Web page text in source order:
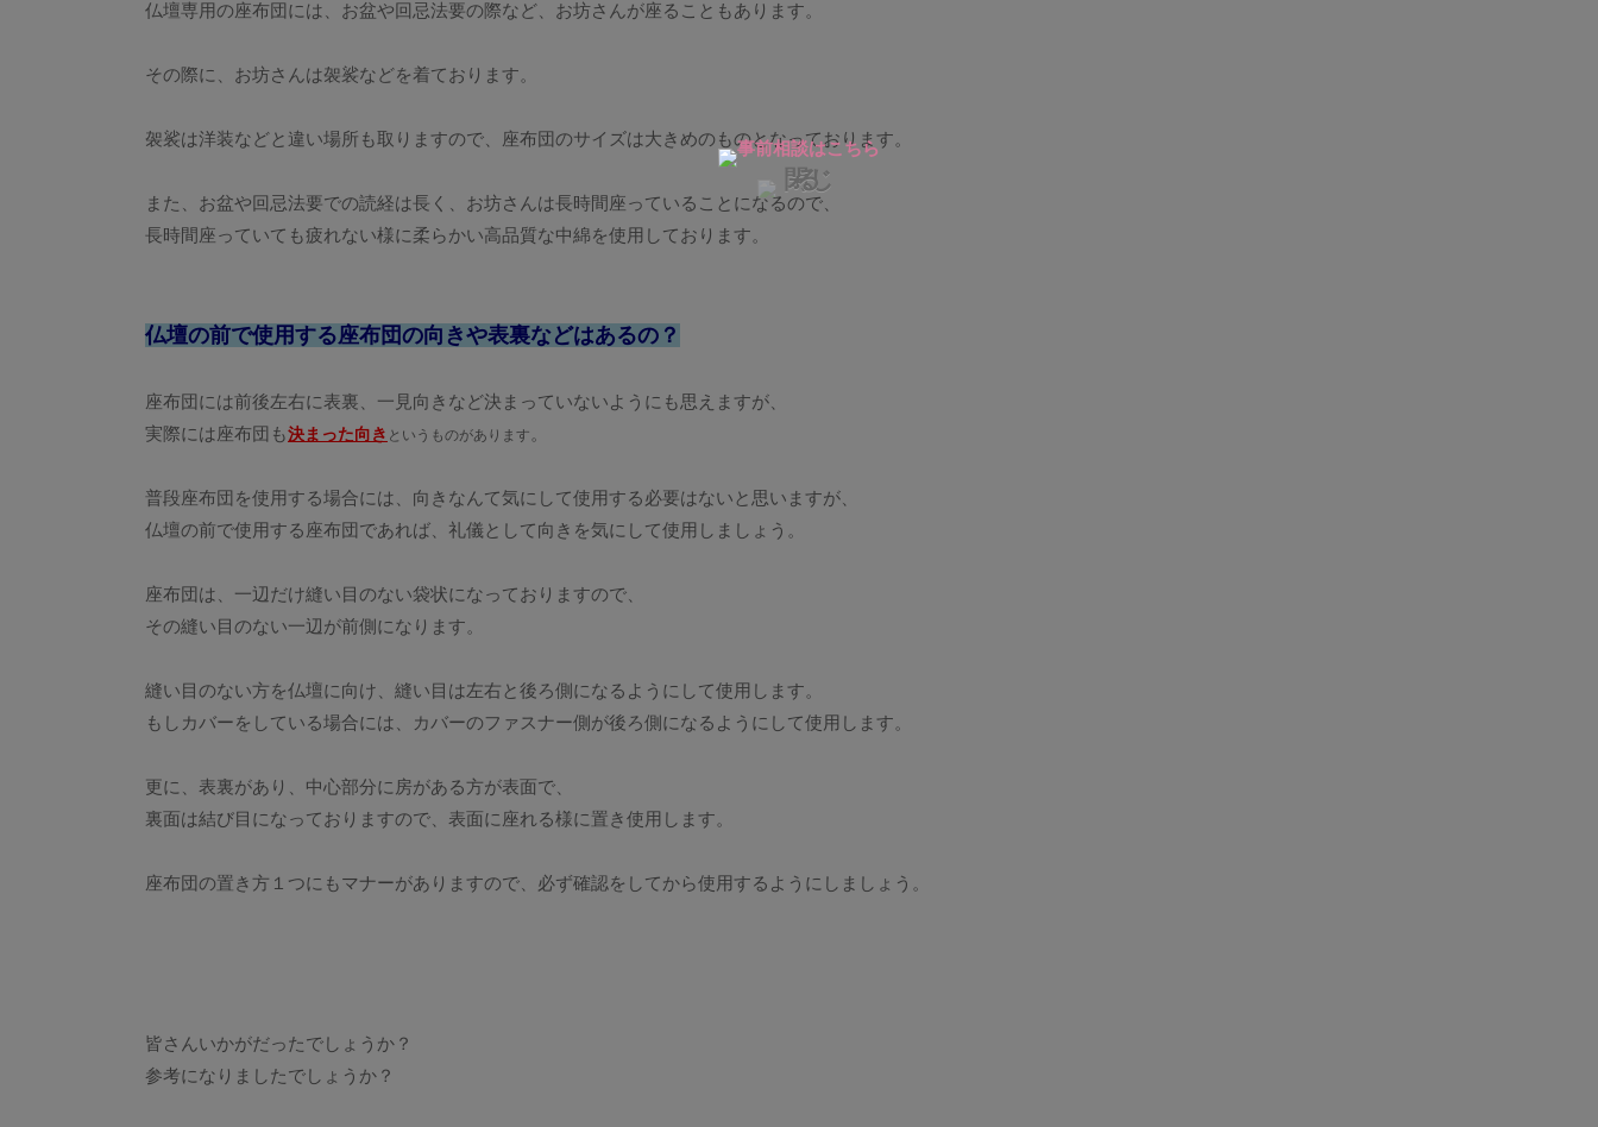
仏壇専用の座布団には、お盆や回忌法要の際など、お坊さんが座ることもあります。
その際に、お坊さんは袈裟などを着ております。
袈裟は洋装などと違い場所も取りますので、座布団のサイズは大きめのものとなっております。
また、お盆や回忌法要での読経は長く、お坊さんは長時間座っていることになるので、
長時間座っていても疲れない様に柔らかい高品質な中綿を使用しております。
仏壇の前で使用する座布団の向きや表裏などはあるの？
座布団には前後左右に表裏、一見向きなど決まっていないようにも思えますが、
実際には座布団も決まった向 き というものがあります 。
普段座布団を使用する場合には、向きなんて気にして使用する必要はないと思いますが、
仏壇の前で使用する座布団であれば、礼儀として向きを気にして使用しましょう。
座布団は、一辺だけ縫い目のない袋状になっておりますので、
その縫い目のない一辺が前側になります。
縫い目のない方を仏壇に向け、縫い目は左右と後ろ側になるようにして使用します。
もしカバーをしている場合には、カバーのファスナー側が後ろ側になるようにして使用します。
更に、表裏があり、中心部分に房がある方が表面で、
裏面は結び目になっておりますので、表面に座れる様に置き使用します。
座布団の置き方１つにもマナーがありますので、必ず確認をしてから使用するようにしましょう。
皆さんいかがだったでしょうか？
参考になりましたでしょうか？